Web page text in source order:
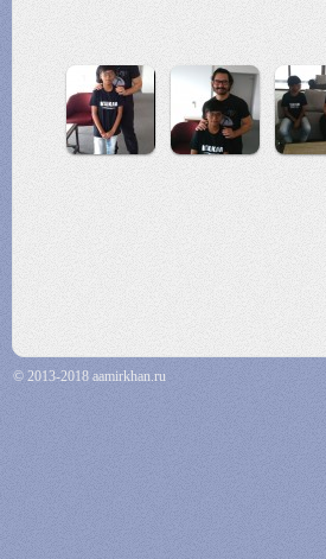
© 2013-2018 aamirkhan.ru